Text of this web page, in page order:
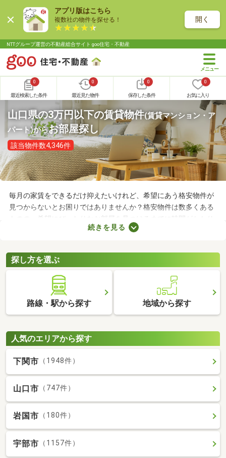
アプリ版はこちら
複数社の物件を探せる！ 開く
NTTグループ運営の不動産総合サイト goo住宅・不動産
0
最近検索した条件
0
最近見た物件
0
保存した条件
0
お気に入り
山口県の3万円以下の賃貸物件(賃貸マンション・ア
パート)からお部屋探し
該当物件数4,346件
毎月の家賃をできるだけ抑えたいけれど、希望にあう格安物件が
見つからないとお困りではありませんか？格安物件は数多くある
ものの、希望にぴったりなお部屋を見つけるまでに時間がかかり
ます。ここでは、費用重視の方におすすめの家賃3万円以下の物
るお部屋を探してみましょう。
続きを見る
探し方を選ぶ
路線・駅から探す 地域から探す
人気のエリアから探す
下関市 （1948件）
山口市 （747件）
岩国市 （180件）
宇部市 （1157件）